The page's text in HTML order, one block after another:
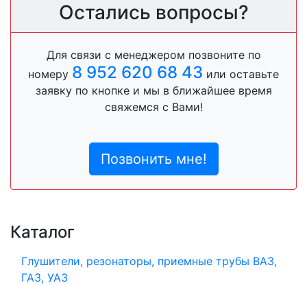
Остались вопросы?
Для связи с менеджером позвоните по
номеру 8 952 620 68 43 или оставьте
заявку по кнопке и мы в ближайшее время
свяжемся с Вами!
Позвонить мне!
Каталог
Глушители, резонаторы, приемные трубы ВАЗ,
ГАЗ, УАЗ